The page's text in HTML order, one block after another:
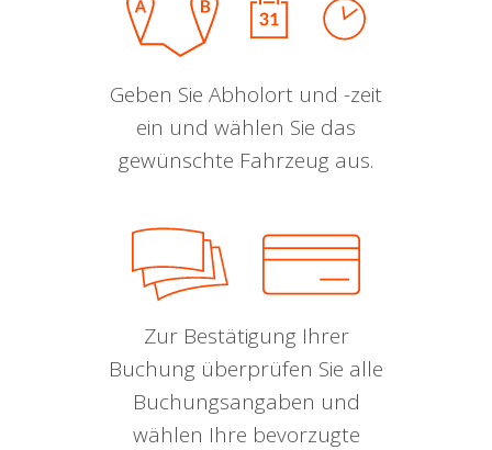
Geben Sie Abholort und -zeit
ein und wählen Sie das
gewünschte Fahrzeug aus.
Zur Bestätigung Ihrer
Buchung überprüfen Sie alle
Buchungsangaben und
wählen Ihre bevorzugte